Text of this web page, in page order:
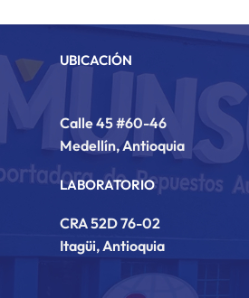
UBICACIÓN
Calle 45 #60-46
Medellín, Antioquia
LABORATORIO
CRA 52D 76-02
Itagüi, Antioquia